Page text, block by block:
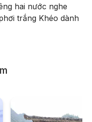
hai nước nghe
trắng Khéo dành